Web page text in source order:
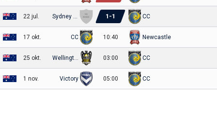
22 jul. Sydney United 1 -1 CC
17 okt. CC 10:40 Newcastle
25 okt. Wellington 03:00 CC
1 nov. Victory 05:00 CC